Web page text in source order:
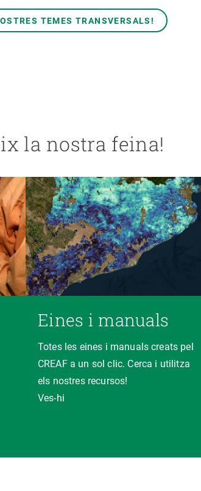
TEMES TRANSVERSALS!
la nostra feina!
Eines i manuals
Totes les eines i manuals creats pel
CREAF a un sol clic. Cerca i utilitza
els nostres recursos!
Ves-hi